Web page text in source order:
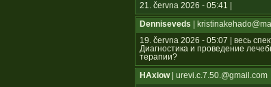
21. června 2026 - 05:41 |
Denniseveds |
19. června 2026 - 05:07 | весь
Диагностика и проведение
терапии?
HAxiow| urevi.c.7.50.@gmail.com